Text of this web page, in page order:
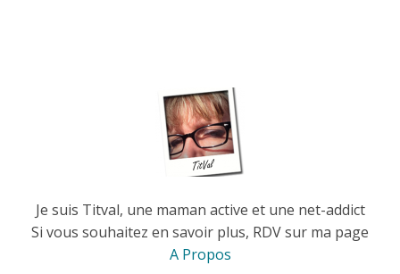
Je suis Titval, une maman active et une net-addict
Si vous souhaitez en savoir plus, RDV sur ma page
A Propos